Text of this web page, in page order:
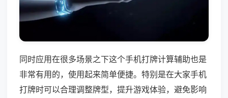
同时应用在很多场景之下这个手机打牌计算辅助也是
非常有用的，使用起来简单便捷。特别是在大家手机
打牌时可以合理调整牌型，提升游戏体验，避免影响